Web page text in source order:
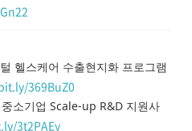
헬스케어 수출현지화 프로그램
369BuZ0
소기업 Scale-up R&D 지원사
3t2PAEy